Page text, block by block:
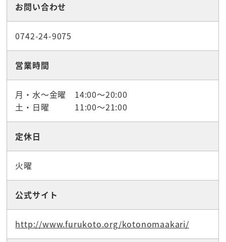
お問い合わせ
0742-24-9075
営業時間
月・水～金曜 14:00～20:00
土・日曜 11:00～21:00
定休日
火曜
公式サイト
http://www.furukoto.org/kotonomaakari/